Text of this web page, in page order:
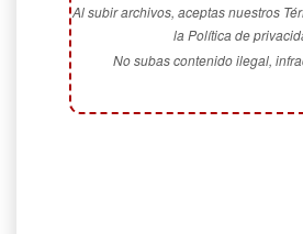
Al subir archivos, aceptas nuestros
la Política de
No subas contenido ilegal,